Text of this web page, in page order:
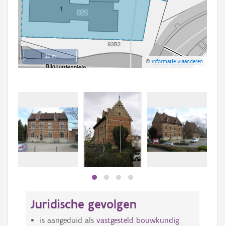
20 m
©Informatie Vlaanderen
Juridische gevolgen
is aangeduid als vastgesteld bouwkundig